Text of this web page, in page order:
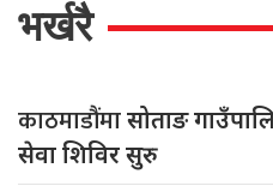
भर्खरै
काठमाडौंमासोताङ
सेवा शिविर सुरु